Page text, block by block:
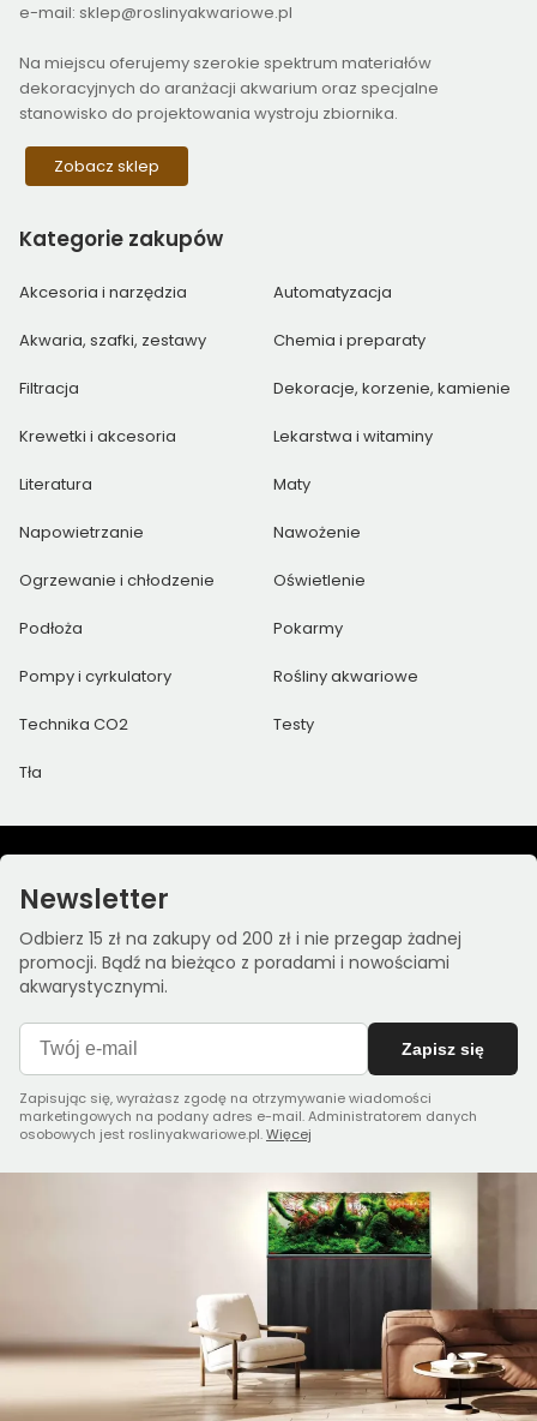
e-mail: sklep@roslinyakwariowe.pl
Na miejscu oferujemy szerokie spektrum materiałów
dekoracyjnych do aranżacji akwarium oraz specjalne
stanowisko do projektowania wystroju zbiornika.
Zobacz sklep
Kategorie zakupów
Akcesoria i narzędzia Automatyzacja
Akwaria, szafki, zestawy Chemia i preparaty
Filtracja Dekoracje, korzenie, kamienie
Krewetki i akcesoria Lekarstwa i witaminy
Literatura Maty
Napowietrzanie Nawożenie
Ogrzewanie i chłodzenie Oświetlenie
Podłoża Pokarmy
Pompy i cyrkulatory Rośliny akwariowe
Technika CO2 Testy
Tła
Newsletter
Odbierz 15 zł na zakupy od 200 zł i nie przegap żadnej
promocji. Bądź na bieżąco z poradami i nowościami
akwarystycznymi.
Zapisz się
Zapisując się, wyrażasz zgodę na otrzymywanie wiadomości
marketingowych na podany adres e-mail. Administratorem danych
osobowych jest roslinyakwariowe.pl.Więcej